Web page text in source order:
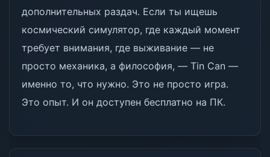
дополнительных раздач. Если ты ищешь
космический симулятор, где каждый момент
требует внимания, где выживание — не
просто механика, а философия, — Tin Can —
именно то, что нужно. Это не просто игра.
Это опыт. И он доступен бесплатно на ПК.